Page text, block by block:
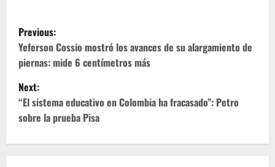
P
o
s
t
n
Previous:
Yeferson Cossio mostró los avances de su alargamiento de
piernas: mide 6 centímetros más
Next:
“El sistema educativo en Colombia ha fracasado”: Petro
sobre la prueba Pisa